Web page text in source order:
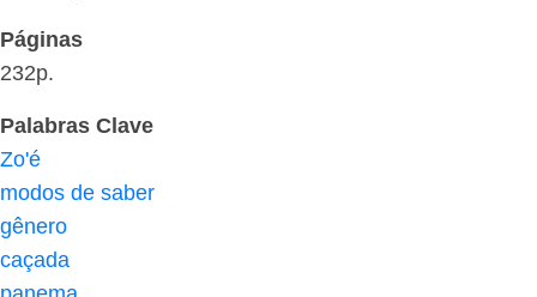
Páginas
232p.
Palabras Clave
Zo'é
modos de saber
gênero
caçada